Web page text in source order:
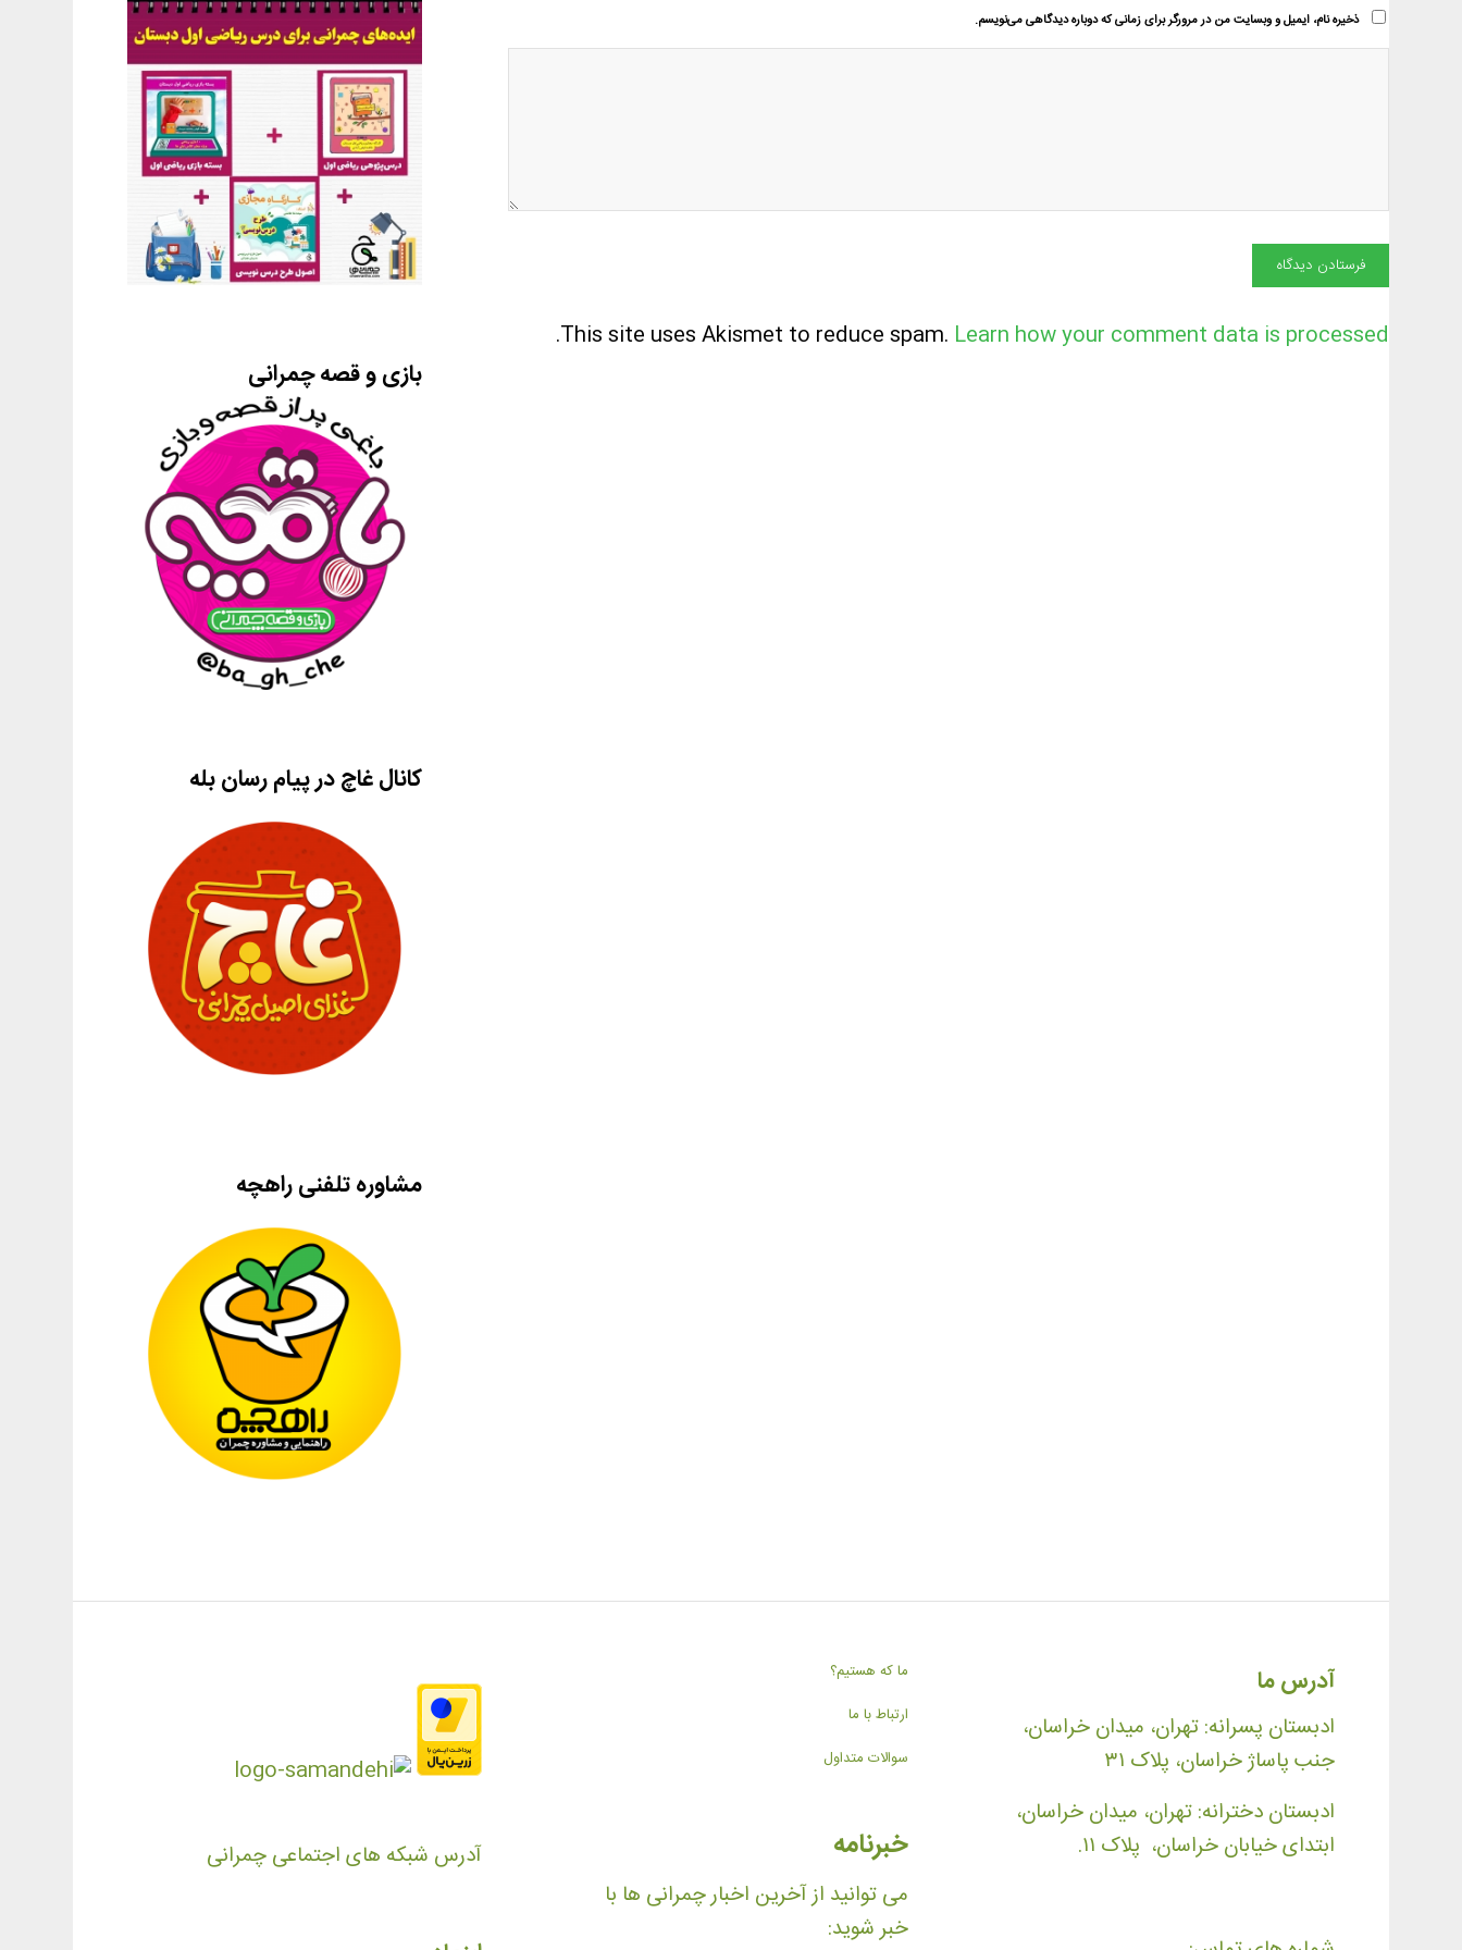
ذخیره نام، ایمیل و وبسایت من در مرورگر برای زمانی که دوباره دیدگاهی می‌نویسم.
This site uses Akismet to reduce spam. Learn how your comment data is processed
.
بازی و قصه چمرانی
کانال غاچ در پیام رسان بله
مشاوره تلفنی راهچه
آدرس ما
ادبستان پسرانه: تهران، میدان خراسان،
جنب پاساژ خراسان، پلاک ۳۱
ادبستان دخترانه: تهران، میدان خراسان،
ابتدای خیابان خراسان، پلاک ۱۱.
ما که هستیم؟
ارتباط با ما
سوالات متداول
خبرنامه
می توانید از آخرین اخبار چمرانی ها با
خبر شوید:
آدرس شبکه های اجتماعی چمرانی